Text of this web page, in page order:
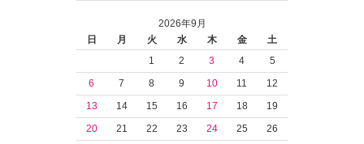
2026年9月
日
月 火 水 木 金
土
1
2 3 4
5
6
7 8 9 10 11
12
13
14 15 16 17 18
19
20
21 22 23 24 25
26